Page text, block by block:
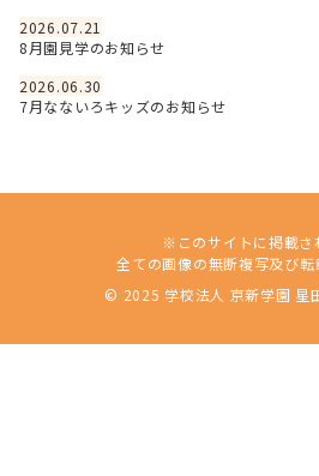
2026.07.21
8月園見学のお知らせ
2026.06.30
7月なないろキッズのお知らせ
※このサイトに掲載さ
全ての画像の無断複写及び転
© 2025 学校法人 京新学園 星